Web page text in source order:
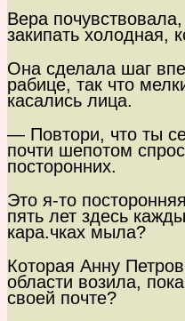
Вера
закипать холодная,
Она сделала шаг
рабице, так что
касались лица.
— Повтори, что ты
почти шепотом
посторонних.
Это я-то
пять лет здесь
кара.чках мыла?
Которая Анну
области возила,
своей почте?